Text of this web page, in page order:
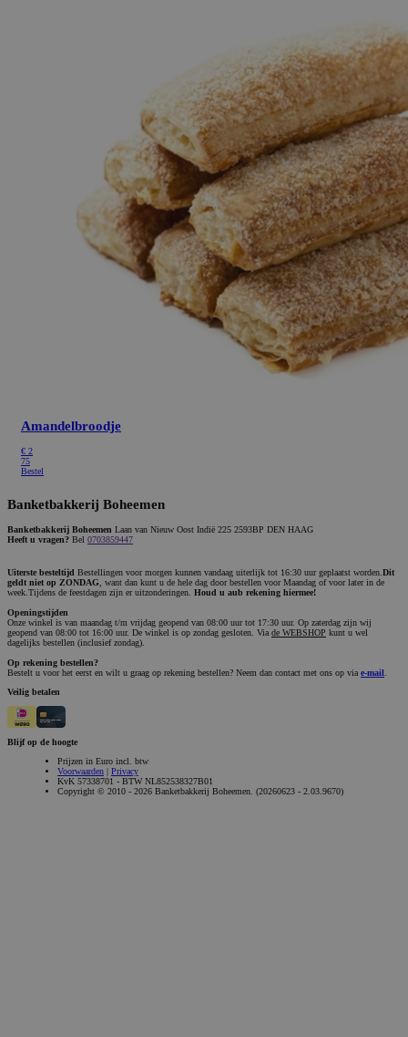
Amandelbroodje
€ 2
75
Bestel
Banketbakkerij Boheemen
Banketbakkerij Boheemen Laan van Nieuw Oost Indië 225 2593BP DEN HAAG
Heeft u vragen? Bel 0703859447
Uiterste besteltijd Bestellingen voor morgen kunnen vandaag uiterlijk tot 16:30 uur geplaatst worden. Dit
geldt niet op ZONDAG , want dan kunt u de hele dag door bestellen voor Maandag of voor later in de
week.Tijdens de feestdagen zijn er uitzonderingen. Houd u aub rekening hiermee!
Openingstijden
Onze winkel is van maandag t/m vrijdag geopend van 08:00 uur tot 17:30 uur. Op zaterdag zijn wij
geopend van 08:00 tot 16:00 uur. De winkel is op zondag gesloten. Via de WEBSHOP kunt u wel
dagelijks bestellen (inclusief zondag).
Op rekening bestellen?
Bestelt u voor het eerst en wilt u graag op rekening bestellen? Neem dan contact met ons op via e-mail
Veilig betalen
Blijf op de hoogte
Prijzen in Euro incl. btw
Voorwaarden | Privacy
KvK 57338701 - BTW NL852538327B01
Copyright © 2010 - 2026 Banketbakkerij Boheemen. (20260623 - 2.03.9670)